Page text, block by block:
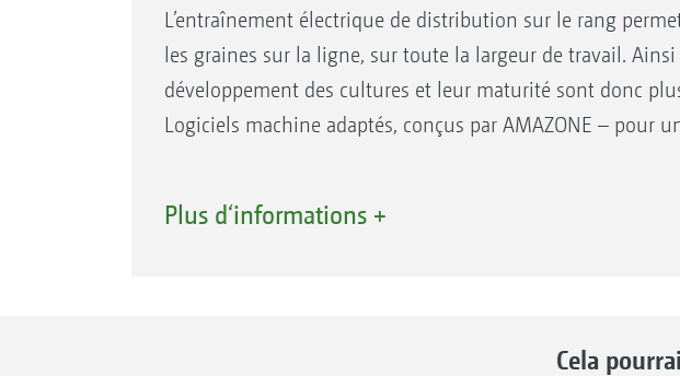
coupure
électronique
Pour les
parcellaire de
L’entraînement électrique de distribution sur le rang
les graines sur la ligne, sur toute la largeur de travail.
développement des cultures et leur maturité sont donc
Logiciels machine adaptés, conçus par AMAZONE – pour
Plus d‘informations +
Cela